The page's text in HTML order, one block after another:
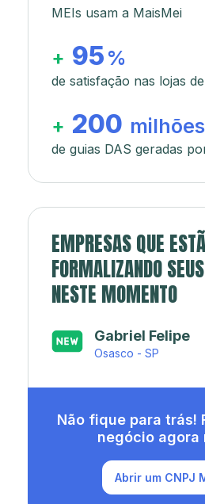
MEIs usam a MaisMei
+ 95 %
de satisfação nas lojas
+ 200 milhões
de guias DAS geradas
EMPRESAS QUE
FORMALIZANDO
NESTE MOMENTO
Japa’s açaí e
Rio de Janeiro - RJ
Não fique para trás!
negócio agora
Abrir um CNPJ